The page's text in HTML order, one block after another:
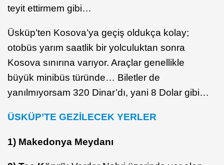
teyit ettirmem gibi…
Üsküp’ten Kosova’ya geçiş oldukça kolay;
otobüs yarım saatlik bir yolculuktan sonra
Kosova sınırına varıyor. Araçlar genellikle
büyük minibüs türünde… Biletler de
yanılmıyorsam 320 Dinar’dı, yani 8 Dolar gibi…
ÜSKÜP’TE GEZİLECEK YERLER
1) Makedonya Meydanı